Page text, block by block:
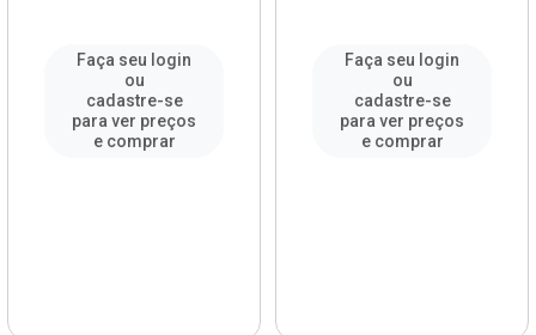
Faça seu login
ou
cadastre-se
para ver preços
e comprar
Faça seu login
ou
cadastre-se
para ver preços
e comprar